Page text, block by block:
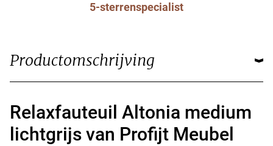
5-sterrenspecialist
Productomschrijving
Relaxfauteuil Altonia medium
lichtgrijs van Profijt Meubel